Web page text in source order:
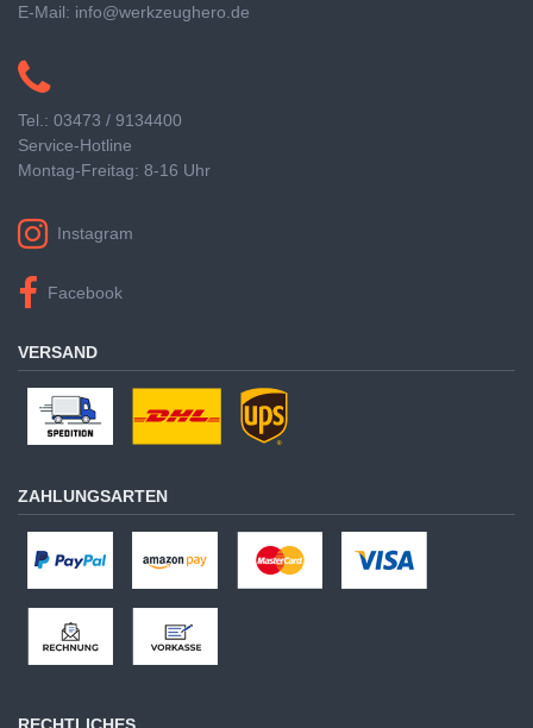
E-Mail: info@werkzeughero.de
Tel.: 03473 / 9134400
Service-Hotline
Montag-Freitag: 8-16 Uhr
Instagram
Facebook
VERSAND
ZAHLUNGSARTEN
RECHTLICHES